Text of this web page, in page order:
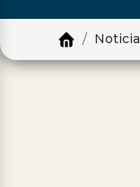
Noticia